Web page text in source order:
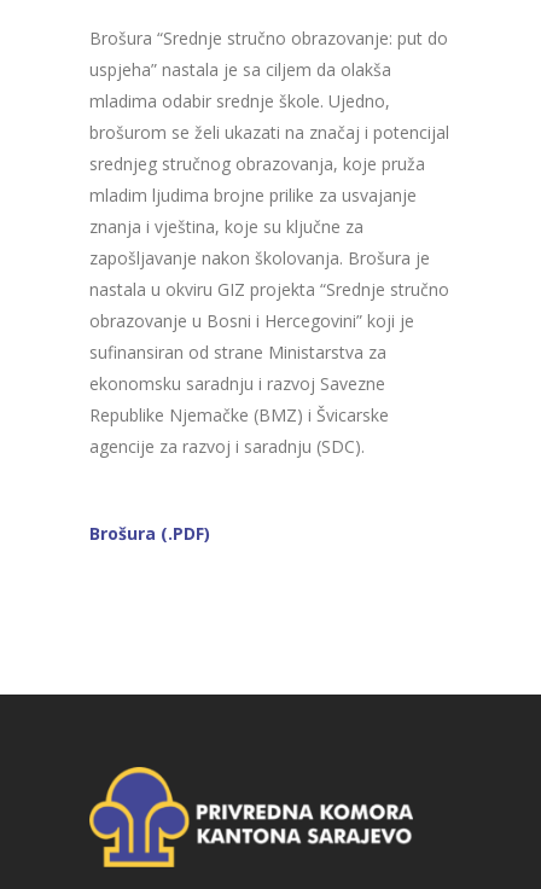
Brošura “Srednje stručno obrazovanje: put do
uspjeha” nastala je sa ciljem da olakša
mladima odabir srednje škole. Ujedno,
brošurom se želi ukazati na značaj i potencijal
srednjeg stručnog obrazovanja, koje pruža
mladim ljudima brojne prilike za usvajanje
znanja i vještina, koje su ključne za
zapošljavanje nakon školovanja. Brošura je
nastala u okviru GIZ projekta “Srednje stručno
obrazovanje u Bosni i Hercegovini” koji je
sufinansiran od strane Ministarstva za
ekonomsku saradnju i razvoj Savezne
Republike Njemačke (BMZ) i Švicarske
agencije za razvoj i saradnju (SDC).
Brošura (.PDF)